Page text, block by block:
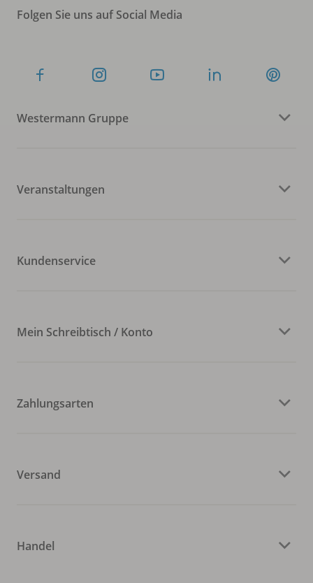
Folgen Sie uns auf Social Media
Westermann Gruppe
Veranstaltungen
Kundenservice
Mein Schreibtisch / Konto
Zahlungsarten
Versand
Handel